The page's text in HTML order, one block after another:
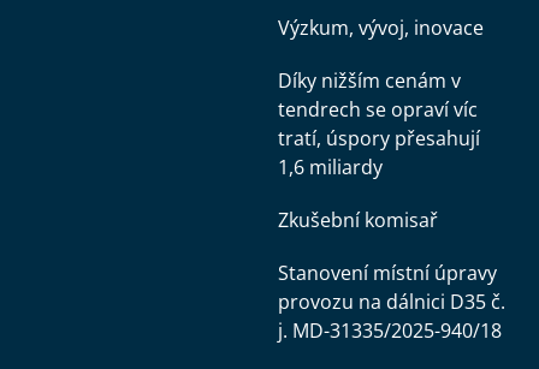
Výzkum, vývoj, inovace
Díky nižším cenám v
tendrech se opraví víc
tratí, úspory přesahují
1,6 miliardy
Zkušební komisař
Stanovení místní úpravy
provozu na dálnici D35 č.
j. MD-31335/2025-940/18